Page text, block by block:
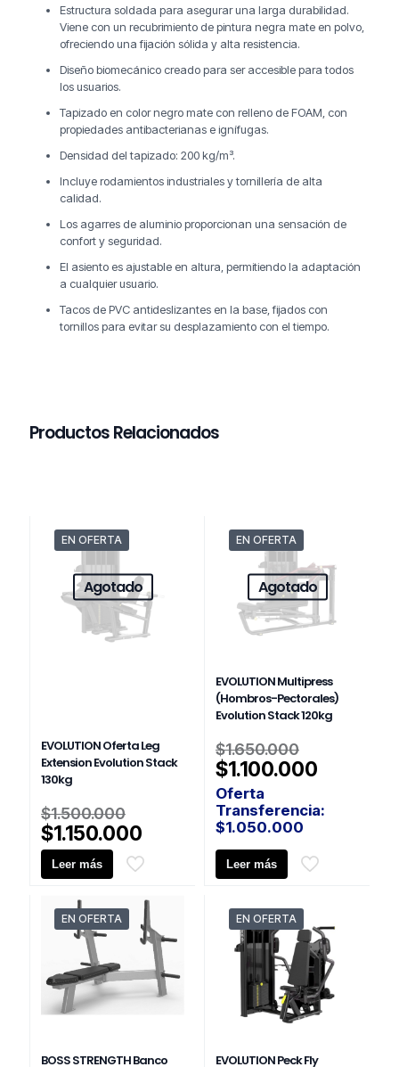
Estructura soldada para asegurar una larga durabilidad.
Viene con un recubrimiento de pintura negra mate en polvo,
ofreciendo una fijación sólida y alta resistencia.
Diseño biomecánico creado para ser accesible para todos
los usuarios.
Tapizado en color negro mate con relleno de FOAM, con
propiedades antibacterianas e ignífugas.
Densidad del tapizado: 200 kg/m³.
Incluye rodamientos industriales y tornillería de alta
calidad.
Los agarres de aluminio proporcionan una sensación de
confort y seguridad.
El asiento es ajustable en altura, permitiendo la adaptación
a cualquier usuario.
Tacos de PVC antideslizantes en la base, fijados con
tornillos para evitar su desplazamiento con el tiempo.
Productos Relacionados
EN OFERTA
Agotado
EVOLUTION Oferta Leg
Extension Evolution Stack
130kg
$1.500.000
precio
original
era:
$1.150.000
precio
actual
$1.150.000.
Leer más
EN OFERTA
Agotado
EVOLUTION Multipress
(Hombros-Pectorales)
Evolution Stack 120kg
$1.650.000
precio
era:
$1.100.000
actual
Oferta
Transferencia:
$1.050.000
Leer más
EN OFERTA
BOSS STRENGTH Banco
EN OFERTA
EVOLUTION Peck Fly